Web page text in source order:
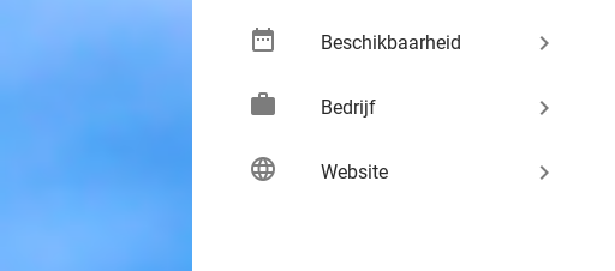
date_range Beschikbaarheid keyboard_arrow_right
work Bedrijf keyboard_arrow_right
language Website keyboard_arrow_right